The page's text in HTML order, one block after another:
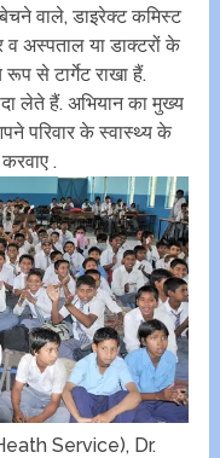
वाले, डाइरेक्ट कमिस्ट
व अस्पताल या डाक्टरों के
से टार्गेट राखा हैं.
लेते हैं. अभियान का मुख्य
परिवार के स्वास्थ्य के
.
Service), Dr.